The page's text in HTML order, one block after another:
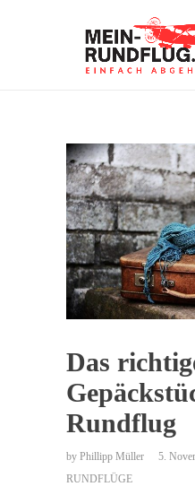
Das
Rundflug
by Phillipp Müller
5.
RUNDFLÜGE